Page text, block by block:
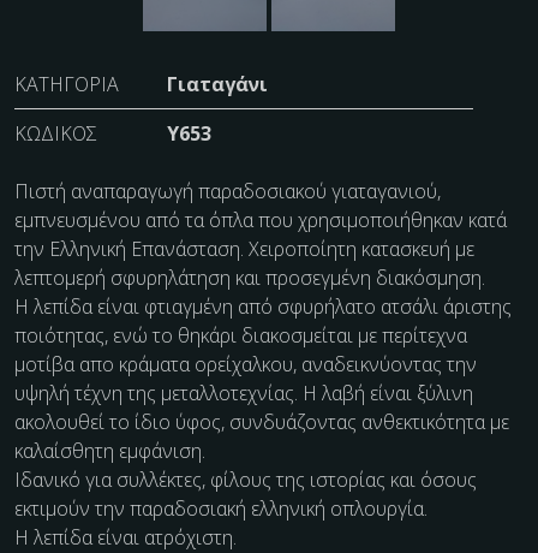
ΚΑΤΗΓΟΡΊΑ
Γιαταγάνι
ΚΩΔΙΚΌΣ
Y653
Πιστή αναπαραγωγή παραδοσιακού γιαταγανιού,
εμπνευσμένου από τα όπλα που χρησιμοποιήθηκαν κατά
την Ελληνική Επανάσταση. Χειροποίητη κατασκευή με
λεπτομερή σφυρηλάτηση και προσεγμένη διακόσμηση.
Η λεπίδα είναι φτιαγμένη από σφυρήλατο ατσάλι άριστης
ποιότητας, ενώ το θηκάρι διακοσμείται με περίτεχνα
μοτίβα απο κράματα ορείχαλκου, αναδεικνύοντας την
υψηλή τέχνη της μεταλλοτεχνίας. Η λαβή είναι ξύλινη
ακολουθεί το ίδιο ύφος, συνδυάζοντας ανθεκτικότητα με
καλαίσθητη εμφάνιση.
Ιδανικό για συλλέκτες, φίλους της ιστορίας και όσους
εκτιμούν την παραδοσιακή ελληνική οπλουργία.
Η λεπίδα είναι ατρόχιστη.